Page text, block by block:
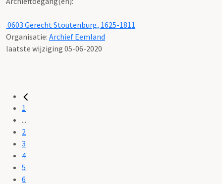
0603 Gerecht Stoutenburg, 1625-1811
Organisatie: Archief Eemland
laatste wijziging 05-06-2020
1
...
2
3
4
5
6